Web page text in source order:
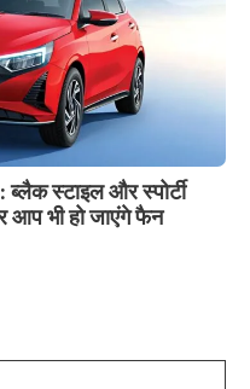
स्टाइल और स्पोर्टी
आप भी हो जाएंगे फैन